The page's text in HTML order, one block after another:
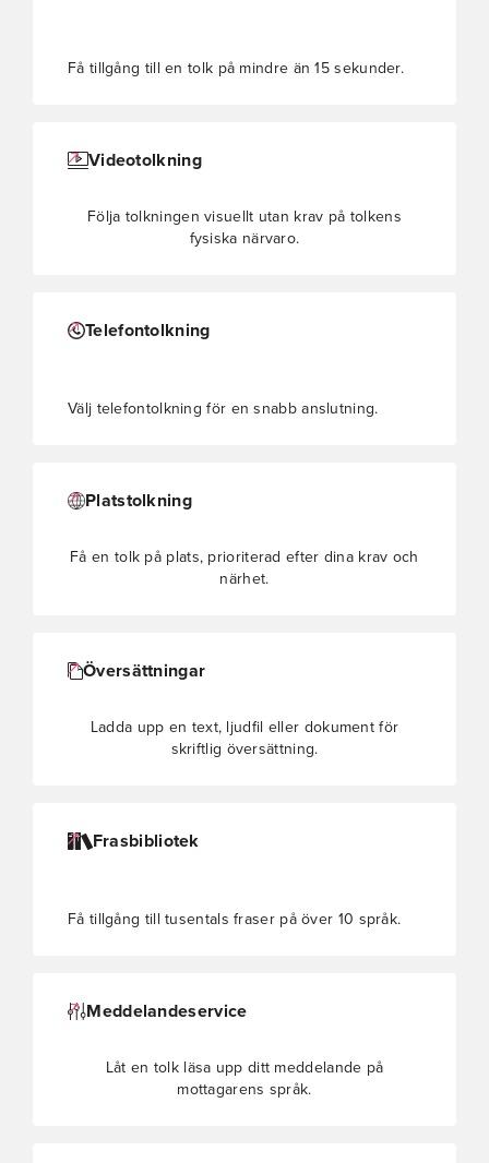
Få tillgång till en tolk på mindre än 15 sekunder.
Videotolkning
Följa tolkningen visuellt utan krav på tolkens
fysiska närvaro.
Telefontolkning
Välj telefontolkning för en snabb anslutning.
Platstolkning
Få en tolk på plats, prioriterad efter dina krav och
närhet.
Översättningar
Ladda upp en text, ljudfil eller dokument för
skriftlig översättning.
Frasbibliotek
Få tillgång till tusentals fraser på över 10 språk.
Meddelandeservice
Låt en tolk läsa upp ditt meddelande på
mottagarens språk.